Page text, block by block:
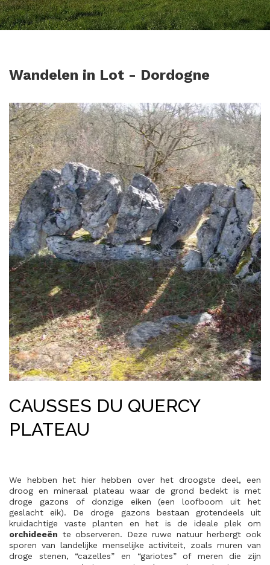
Wandelen in Lot - Dordogne
CAUSSES DU QUERCY
PLATEAU
We hebben het hier hebben over het droogste deel, een
droog en mineraal plateau waar de grond bedekt is met
droge gazons of donzige eiken (een loofboom uit het
geslacht eik). De droge gazons bestaan grotendeels uit
kruidachtige vaste planten en het is de ideale plek om
orchideeën te observeren. Deze ruwe natuur herbergt ook
sporen van landelijke menselijke activiteit, zoals muren van
droge stenen, “cazelles” en “gariotes” of meren die zijn